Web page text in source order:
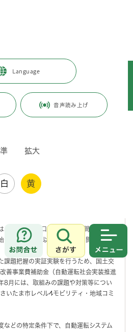
Language
音声読み上げ
拡大
白 黄
お問合せ
さがす
報・報道 > 記者への情報提供
さいたま市内で初めて、大
北浦和駅西口から埼玉大学間を対象に
し、10月下旬以降から試乗を開始予定で
課題把握の実証実験を行うため、国土交
善事業費補助金（自動運転社会実装推進
8月には、取組みの課題や対策等につい
いたま市レベル4モビリティ・地域コミ
どの特定条件下で、自動運転システム